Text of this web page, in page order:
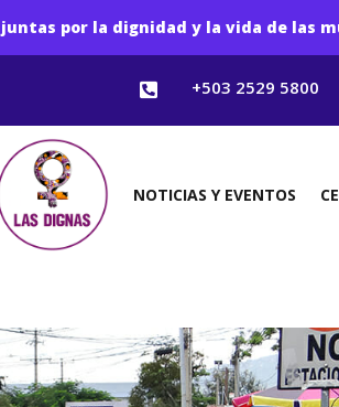
por la dignidad y la vida de las
 +503 2529 5800
NOTICIAS Y EVENTOS